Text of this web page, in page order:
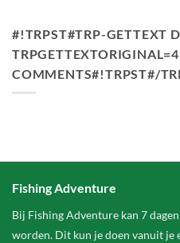
#!TRPST#TRP-GETTEXT
COMMENTS#!TRPST#/
Fishing Adventure
Bij Fishing Adventure kan 7
worden. Dit kun je doen vanuit je